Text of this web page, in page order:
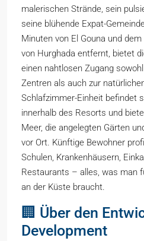
malerischen Strände, sein
seine blühende Expat-
Minuten von El Gouna und
von Hurghada entfernt, bietet
einen nahtlosen Zugang
Zentren als auch zur
Schlafzimmer-Einheit befindet
innerhalb des Resorts und
Meer, die angelegten Gärten
vor Ort. Künftige Bewohner
Schulen, Krankenhäusern,
Restaurants – alles, was man
an der Küste braucht.
🏢 Über den
Development